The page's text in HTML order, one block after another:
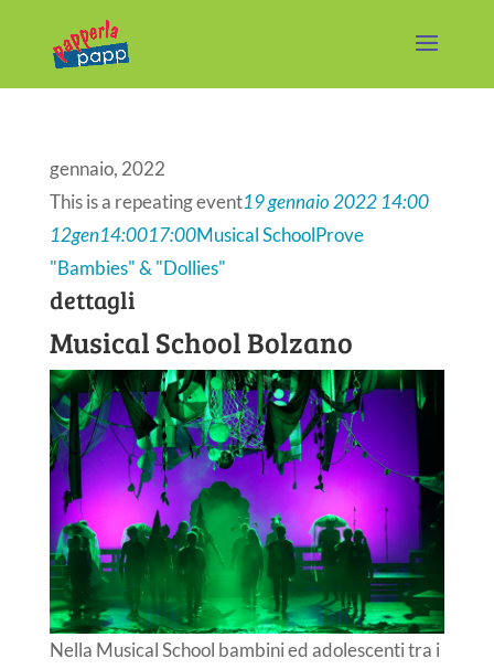
gennaio, 2022
This is a repeating event19 gennaio 2022 14:00
12gen14:0017:00Musical SchoolProve
"Bambies" & "Dollies"
dettagli
Musical School Bolzano
Nella Musical School bambini ed adolescenti tra i